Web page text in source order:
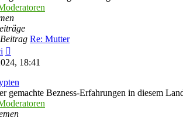
Re: Mutter
Beitrag
18:41
gemachte Bezness-Erfahrungen in diesem